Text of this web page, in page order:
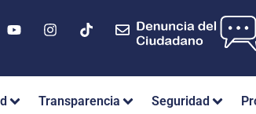
Transparencia Seguridad